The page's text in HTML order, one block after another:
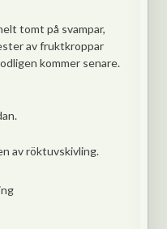
tomt på svampar,
av fruktkroppar
kommer senare.
av röktuvskivling.